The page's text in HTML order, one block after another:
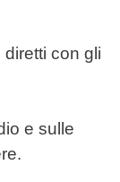
con gli
e sulle